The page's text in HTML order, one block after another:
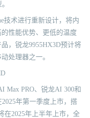
技术进行重新设计，将内
性能优势、更低的温度
，锐龙9955HX3D预计将
处理器之一。
Max PRO、锐龙AI 300和
年第一季度上市，搭
在2025年上半年上市，全